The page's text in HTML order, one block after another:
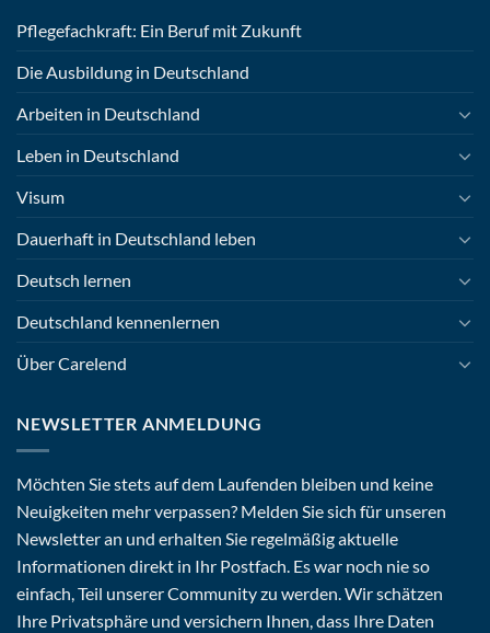
Pflegefachkraft: Ein Beruf mit Zukunft
Die Ausbildung in Deutschland
Arbeiten in Deutschland
Leben in Deutschland
Visum
Dauerhaft in Deutschland leben
Deutsch lernen
Deutschland kennenlernen
Über Carelend
NEWSLETTER ANMELDUNG
Möchten Sie stets auf dem Laufenden bleiben und keine
Neuigkeiten mehr verpassen? Melden Sie sich für unseren
Newsletter an und erhalten Sie regelmäßig aktuelle
Informationen direkt in Ihr Postfach. Es war noch nie so
einfach, Teil unserer Community zu werden. Wir schätzen
Ihre Privatsphäre und versichern Ihnen, dass Ihre Daten